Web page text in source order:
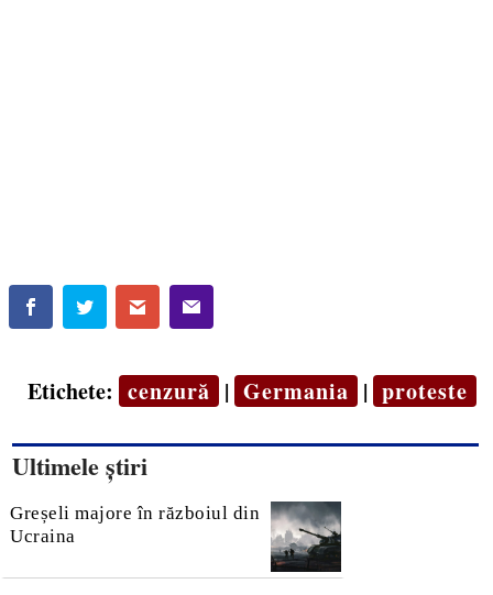
Etichete: cenzură | Germania | proteste
Ultimele știri
Greșeli majore în războiul din
Ucraina